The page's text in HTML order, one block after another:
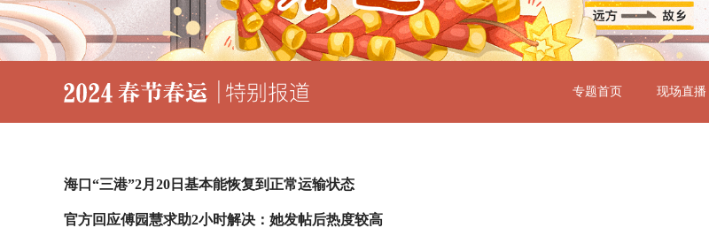
专题首页 现场直播
海口“三港”2月20日基本能恢复到正常运输状态
官方回应傅园慧求助2小时解决：她发帖后热度较高